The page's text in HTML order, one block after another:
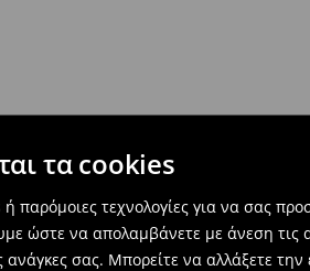
τα cookies
παρόμοιες τεχνολογίες για να σας
ώστε να απολαμβάνετε με άνεση
σας. Μπορείτε να αλλάξετε την